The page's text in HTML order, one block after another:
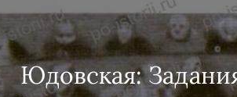
Юдовская: